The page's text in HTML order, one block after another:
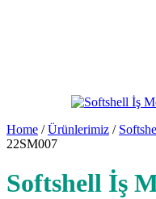
Home /Ürünlerimiz /
22SM007
Softshell İş